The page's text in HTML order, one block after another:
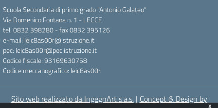
Scuola Secondaria di primo grado "Antonio Galateo"
Via Domenico Fontana n. 1 - LECCE
tel. 0832 398280 - fax 0832 395126
e-mail: leic8as00r@istruzione.it
pec: leic8as00r@pec.istruzione.it
Codice fiscale: 93169630758
Codice meccanografico: leic8as00r
Sito web realizzato da IngegnArt s.a.s.| Concept & Design by
x